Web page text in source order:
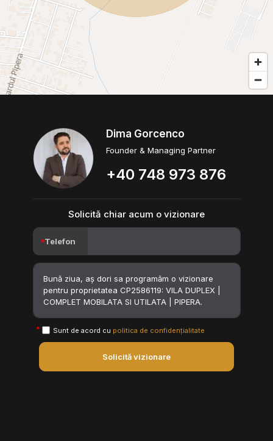
Dima Gorcenco
Founder & Managing Partner
+40 748 973 876
Solicită chiar acum o vizionare
Telefon
Sunt de acord cu politica de confidențialitate
Solicită vizionare